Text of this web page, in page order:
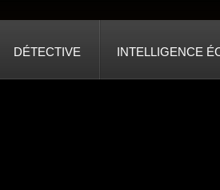
DÉTECTIVE INTELLIGENCE